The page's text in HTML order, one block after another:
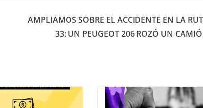
AMPLIAMOS SOBRE EL ACCIDENTE EN LA
33: UN PEUGEOT 206 ROZÓ UN